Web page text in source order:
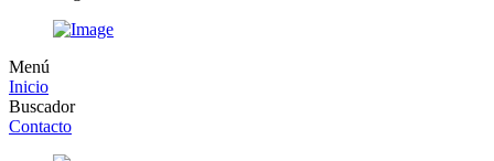
Menú
Inicio
Buscador
Contacto